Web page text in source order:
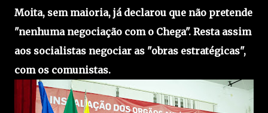
Moita, sem maioria, já declarou que não pretende
"nenhuma negociação com o Chega". Resta assim
aos socialistas negociar as "obras estratégicas",
com os comunistas.